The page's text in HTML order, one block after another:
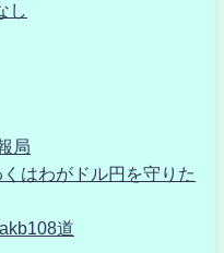
し
局
はわがドル円を守りた
道